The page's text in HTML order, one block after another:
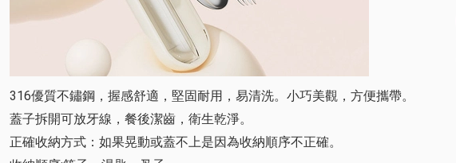
316優質不鏽鋼，握感舒適，堅固耐用，易清洗。小巧美觀，方便攜帶。
蓋子拆開可放牙線，餐後潔齒，衛生乾淨。
正確收納方式：如果晃動或蓋不上是因為收納順序不正確。